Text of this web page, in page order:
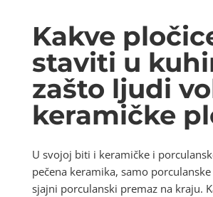
Kakve
staviti u
zašto ljudi
keramičke
U svojoj biti i keramičke i
pečena keramika, samo
sjajni porculanski premaz na kraju.